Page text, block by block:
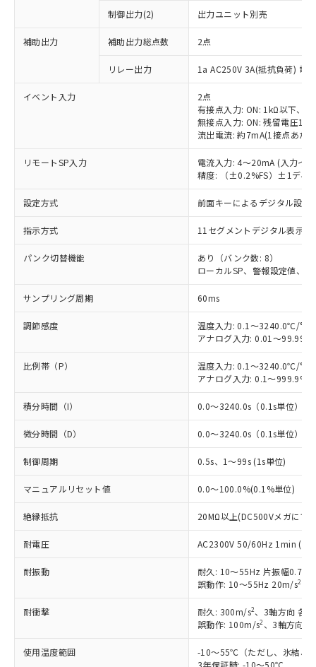
制御出力(2) 出力ユニット別売
補助出力 補助出力総点数 2点
リレー出力 1a AC250V 3A(抵抗負荷) 電
イベント入力
2点
有接点入力: ON: 1kΩ以下、
無接点入力: ON: 残留電圧
流出電流: 約7mA(1接点あた
リモートSP入力
電流入力: 4～20mA (入力イ
精度: （±0.2%FS）±1ディ
設定方式 前面キーによるデジタル設定
指示方式 11セグメントデジタル表示
パンク切替機能
あり（バンク数: 8）
ローカルSP、警報設定値、
サンプリング周期 60ms
調節感度
温度入力: 0.1～3240.0℃/°F
アナログ入力: 0.01～
比例帯（P）
温度入力: 0.1～3240.0℃/°F
アナログ入力: 0.1～
積分時間（I） 0.0～3240.0s（0.1s単位）
微分時間（D） 0.0～3240.0s（0.1s単位）
制御周期 0.5s、1～99s (1s単位)
マニュアルリセット値 0.0～100.0%(0.1%単位)
絶縁抵抗 20MΩ以上(DC500Vメガにて)
耐電圧 AC2300V 50/60Hz 1min (異
耐振動
耐久: 10～55Hz 片振幅
誤動作: 10～55Hz 20m/s2
耐衝撃 耐久: 300m/s2、3軸方向 各3
誤動作: 100m/s2 、3軸方向
使用温度範囲
-10～55℃（ただし、氷結、
3年保証時: -10～50℃
以下の条件をお読みいただき、同意のうえ
本サービスは、当社制御機器事業取扱
対応済み：EU RoHS指令（10物質）の
非含有に対応した製品が提供可能な商品で
対応予定：EU RoHS指令（10物質）の非含
有に対応した製品に切り替える予定のある
対応予定なし：EU RoHS指令（10物質）の
非含有に非対応の商品で、対応品を出す予
調査・確認中：EU RoHS指令（10物質）の
非含有の対応状況を調査中または確認中の
※1 中国RoHS○×表